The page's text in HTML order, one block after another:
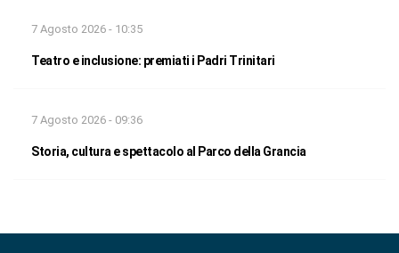
7 Agosto 2026 - 10:35
Teatro e inclusione: premiati i Padri Trinitari
7 Agosto 2026 - 09:36
Storia, cultura e spettacolo al Parco della Grancia